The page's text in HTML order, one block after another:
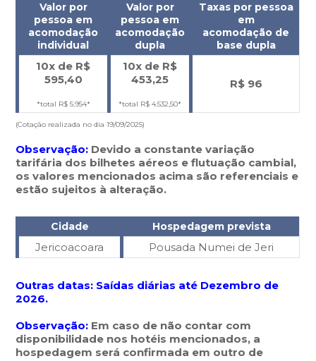
Valor por
pessoa em
acomodação
individual
Valor por
pessoa em
acomodação
dupla
Taxas por pessoa
em
acomodação de
base dupla
10x de R$
595,40
*total R$ 5.954*
10x de R$
453,25
*total R$ 4.532,50*
R$ 96
(Cotação realizada no dia 19/09/2025)
Observação: Devido a constante variação
tarifária dos bilhetes aéreos e flutuação cambial,
os valores mencionados acima são referenciais e
estão sujeitos à alteração.
Cidade Hospedagem prevista
Jericoacoara Pousada Numei de Jeri
Outras datas: Saídas diárias até Dezembro de
2026.
Observação: Em caso de não contar com
disponibilidade nos hotéis mencionados, a
hospedagem será confirmada em outro de